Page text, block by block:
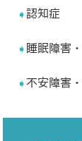
認知症
睡眠障害
不安障害